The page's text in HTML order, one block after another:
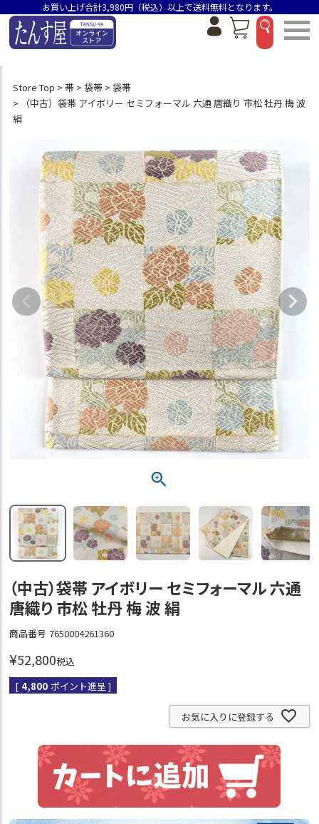
お買い上げ合計3,980円（税込）以上で送料無料となります。
Store Top 帯 袋帯
袋帯
（中古）袋帯 アイボリー セミフォーマル 六通 唐織り 市松 牡丹 梅 波
絹
（中古）袋帯 アイボリー セミフォーマル 六通
唐織り 市松 牡丹 梅 波 絹
商品番号 7650004261360
¥52,800税込
[ 4,800 ポイント進呈 ]
お気に入りに登録する